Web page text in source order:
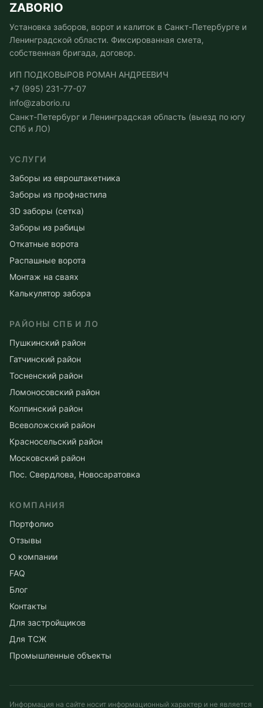
ZABORIO
Установка заборов, ворот и калиток в Санкт-Петербурге и
Ленинградской области. Фиксированная смета,
собственная бригада, договор.
ИП ПОДКОВЫРОВ РОМАН АНДРЕЕВИЧ
+7 (995) 231-77-07
info@zaborio.ru
Санкт-Петербург и Ленинградская область (выезд по югу
СПб и ЛО)
УСЛУГИ
Заборы из евроштакетника
Заборы из профнастила
3D заборы (сетка)
Заборы из рабицы
Откатные ворота
Распашные ворота
Монтаж на сваях
Калькулятор забора
РАЙОНЫ СПБ И ЛО
Пушкинский район
Гатчинский район
Тосненский район
Ломоносовский район
Колпинский район
Всеволожский район
Красносельский район
Московский район
Пос. Свердлова, Новосаратовка
КОМПАНИЯ
Портфолио
Отзывы
О компании
FAQ
Блог
Контакты
Для застройщиков
Для ТСЖ
Промышленные объекты
Информация на сайте носит информационный характер и не является